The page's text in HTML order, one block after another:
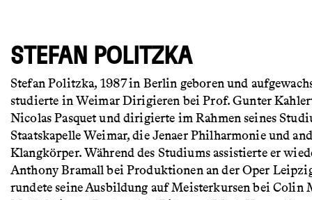
STEFAN POLITZKA
Stefan Politzka, 1987 in Berlin geboren und
studierte in Weimar Dirigieren bei Prof. Gunter
Nicolas Pasquet und dirigierte im Rahmen seines
Staatskapelle Weimar, die Jenaer Philharmonie und
Klangkörper. Während des Studiums assistierte er
Anthony Bramall bei Produktionen an der Oper
rundete seine Ausbildung auf Meisterkursen bei Colin